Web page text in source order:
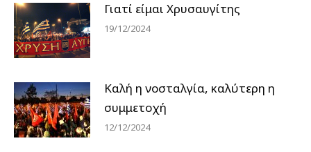
Γιατί είμαι Χρυσαυγίτης
19/12/2024
Καλή η νοσταλγία, καλύτερη η
συμμετοχή
12/12/2024